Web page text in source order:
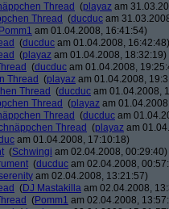
Thread (playaz am
Thread (ducduc am
Pomm1 am 01.04.2008, 16:41:54)
(ducduc am 01.04.2008, 16:42:48)
(playaz am 01.04.2008, 18:32:19)
(ducduc am 01.04.2008,
Thread (playaz am 01.04.2008,
Thread (ducduc am 01.04.2008,
Thread (playaz am
Thread (ducduc am
Thread (playaz am
am 01.04.2008, 17:10:18)
(Schwingi am 02.04.2008, 00:29:40)
(ducduc am 02.04.2008,
am 02.04.2008, 13:21:57)
(DJ Mastakilla am 02.04.2008,
(Pomm1 am 02.04.2008,